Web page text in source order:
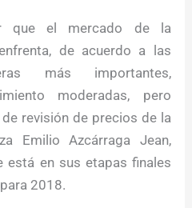
que el mercado de la
de acuerdo a las
más importantes,
moderadas, pero
revisión de precios de la
Emilio Azcárraga Jean,
está en sus etapas finales
2018.